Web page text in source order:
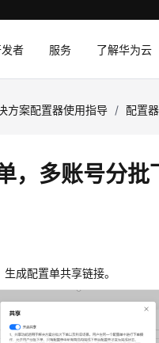
者 服务 了解华为云
方案配置器使用指导 / 配置
，多账号分批
成配置单共享链接。